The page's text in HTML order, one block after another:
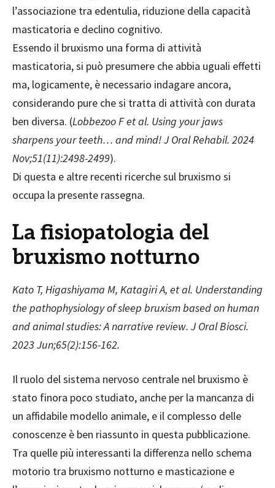
l’associazione tra edentulia, riduzione della capacità
masticatoria e declino cognitivo.
Essendo il bruxismo una forma di attività
masticatoria, si può presumere che abbia uguali effetti
ma, logicamente, è necessario indagare ancora,
considerando pure che si tratta di attività con durata
ben diversa. (Lobbezoo F et al. Using your jaws
sharpens your teeth… and mind! J Oral Rehabil. 2024
Nov;51(11):2498-2499).
Di questa e altre recenti ricerche sul bruxismo si
occupa la presente rassegna.
La fisiopatologia del
bruxismo notturno
Kato T, Higashiyama M, Katagiri A, et al. Understanding
the pathophysiology of sleep bruxism based on human
and animal studies: A narrative review. J Oral Biosci.
2023 Jun;65(2):156-162.
Il ruolo del sistema nervoso centrale nel bruxismo è
stato finora poco studiato, anche per la mancanza di
un affidabile modello animale, e il complesso delle
conoscenze è ben riassunto in questa pubblicazione.
Tra quelle più interessanti la differenza nello schema
motorio tra bruxismo notturno e masticazione e